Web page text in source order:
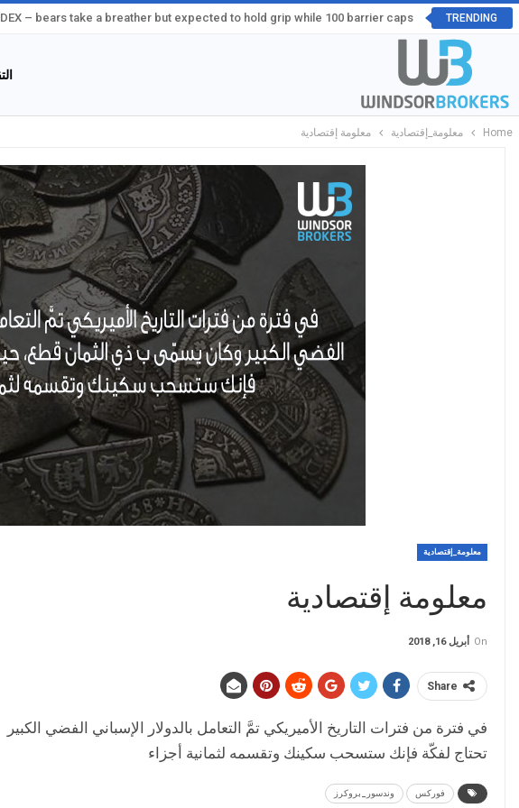
TRENDING
– bears take a breather but expected to hold grip while 100 barrier caps
Home معلومة_إقتصادية معلومة إقتصادية
معلومة_إقتصادية
معلومة إقتصادية
On أبريل 16, 2018
Share
في فترة من فترات التاريخ الأميريكي تمَّ التعامل بالدولار الإسباني الفضي
تحتاج لفكّة فإنك ستسحب سكينك وتقسمه لثمانية أجزاء
فوركس وندسور_بروكرز